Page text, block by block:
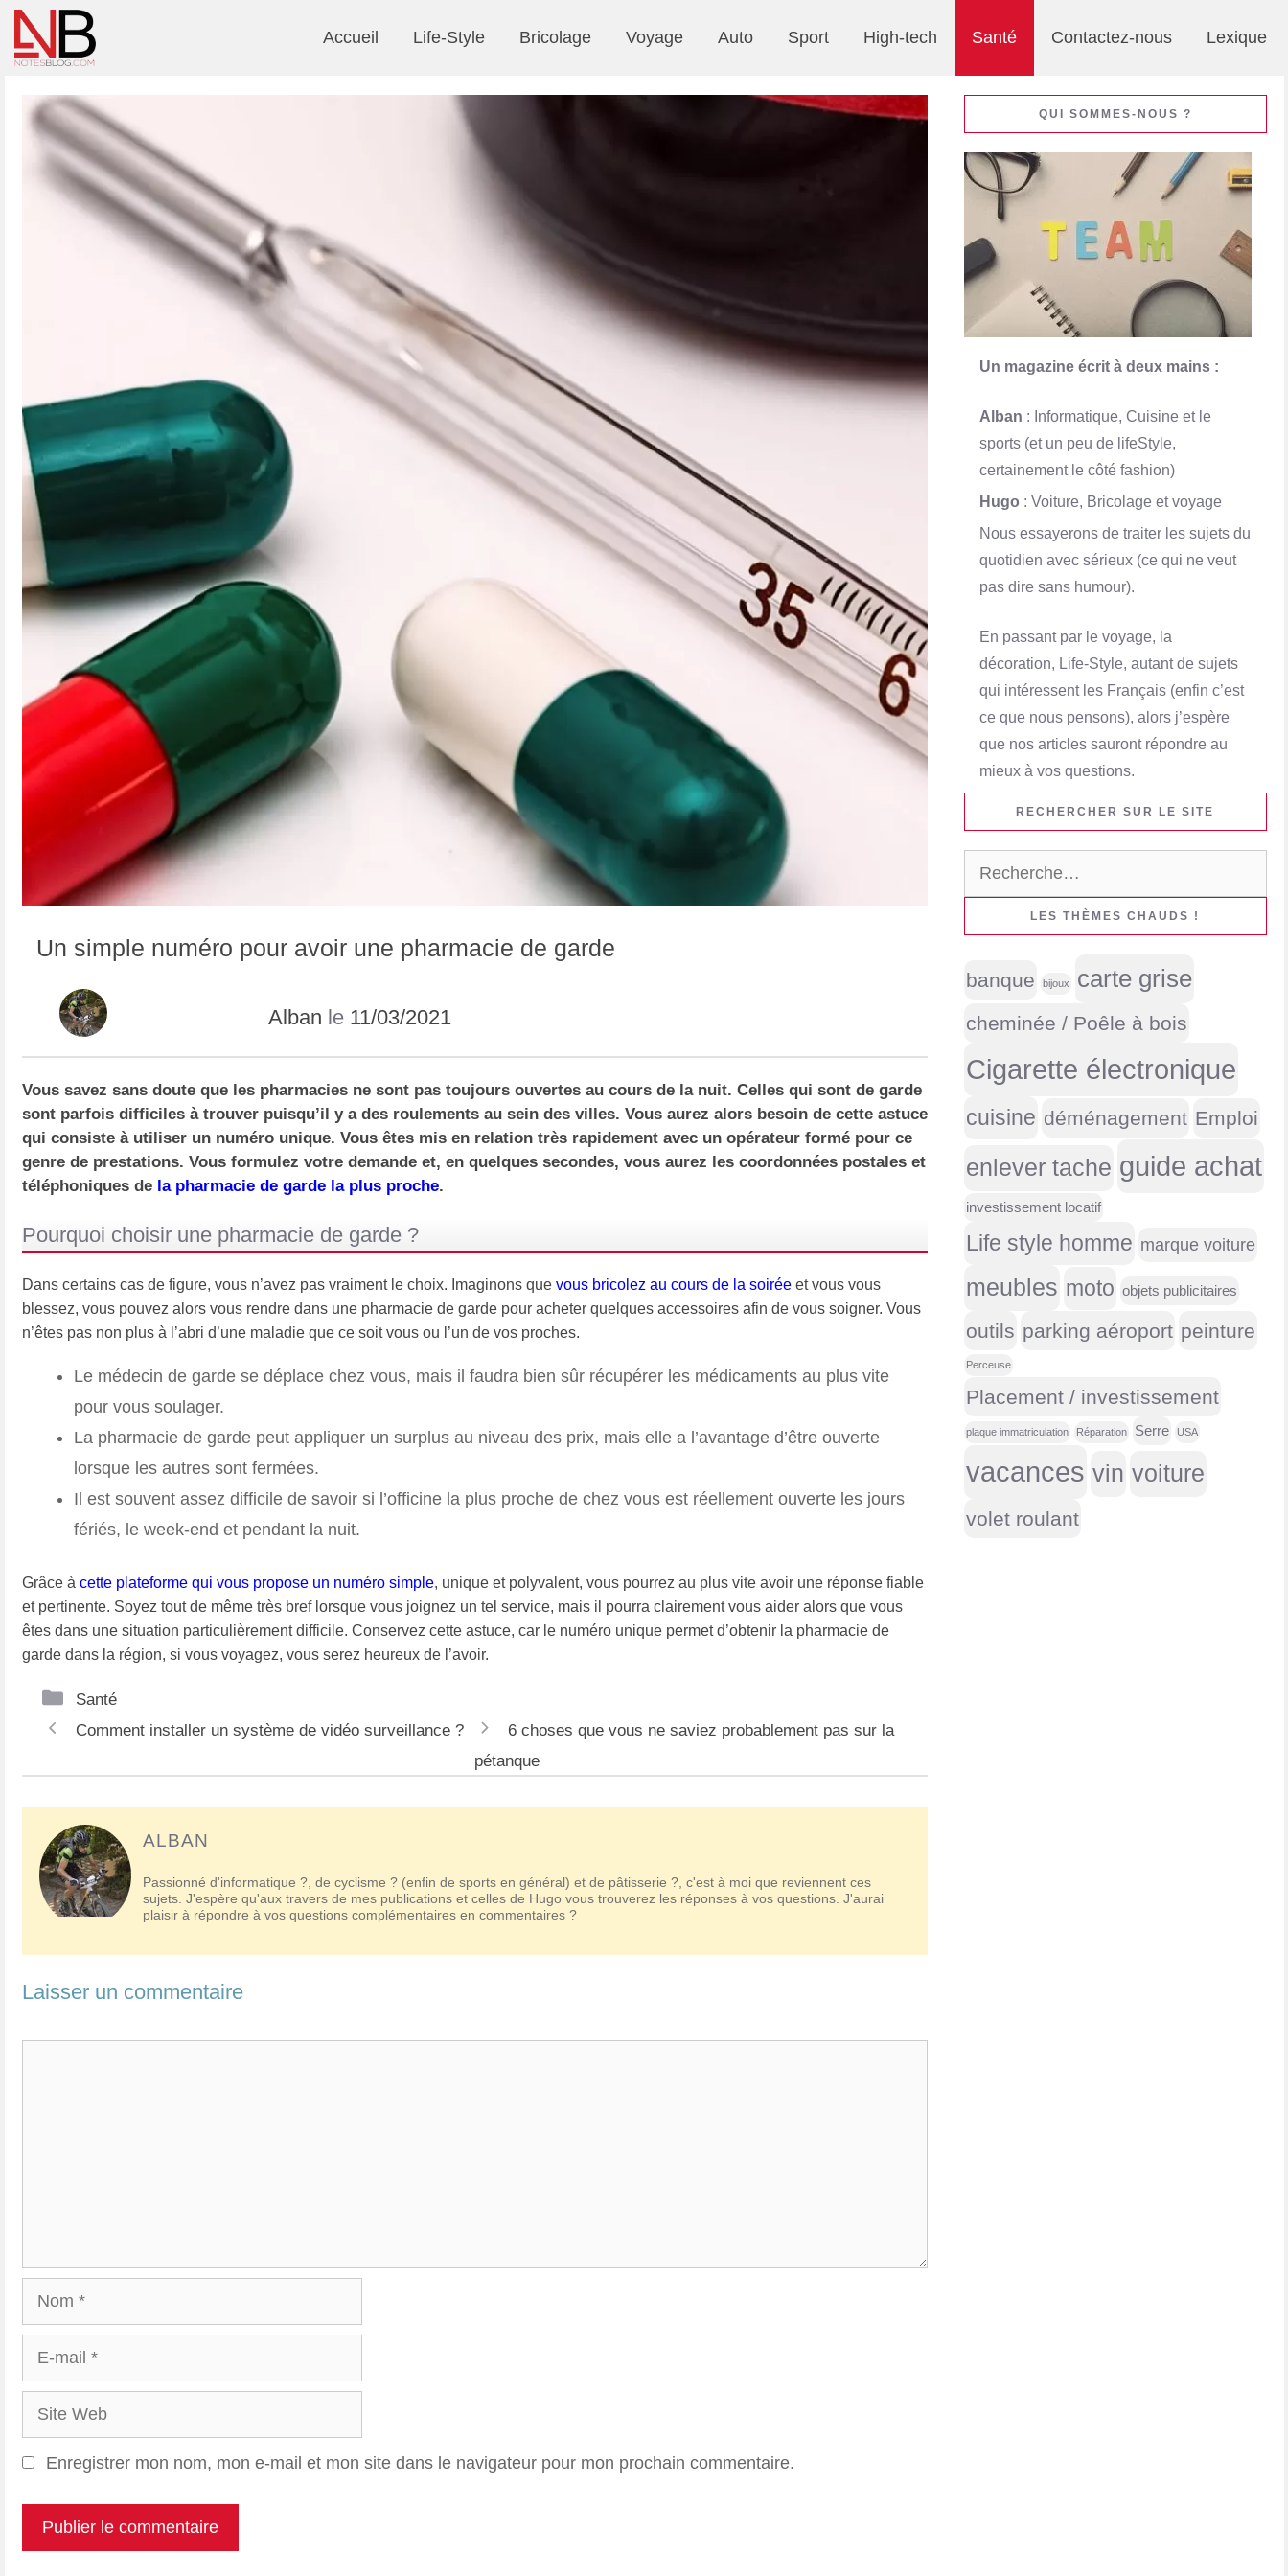
Accueil Life-Style Bricolage Voyage Auto Sport High-tech Santé Contactez-nous Lexique
Un simple numéro pour avoir une pharmacie de garde
Alban le 11/03/2021
Vous savez sans doute que les pharmacies ne sont pas toujours ouvertes au cours de la nuit. Celles qui sont de garde
sont parfois difficiles à trouver puisqu’il y a des roulements au sein des villes. Vous aurez alors besoin de cette astuce
qui consiste à utiliser un numéro unique. Vous êtes mis en relation très rapidement avec un opérateur formé pour ce
genre de prestations. Vous formulez votre demande et, en quelques secondes, vous aurez les coordonnées postales et
téléphoniques de la pharmacie de garde la plus proche.
Pourquoi choisir une pharmacie de garde ?
Dans certains cas de figure, vous n’avez pas vraiment le choix. Imaginons que vous bricolez au cours de la soiréeet vous vous
blessez, vous pouvez alors vous rendre dans une pharmacie de garde pour acheter quelques accessoires afin de vous soigner. Vous
n’êtes pas non plus à l’abri d’une maladie que ce soit vous ou l’un de vos proches.
Le médecin de garde se déplace chez vous, mais il faudra bien sûr récupérer les médicaments au plus vite
pour vous soulager.
La pharmacie de garde peut appliquer un surplus au niveau des prix, mais elle a l’avantage d’être ouverte
lorsque les autres sont fermées.
Il est souvent assez difficile de savoir si l’officine la plus proche de chez vous est réellement ouverte les jours
fériés, le week-end et pendant la nuit.
Grâce à cette plateforme qui vous propose un numéro simple, unique et polyvalent, vous pourrez au plus vite avoir une réponse fiable
et pertinente. Soyez tout de même très bref lorsque vous joignez un tel service, mais il pourra clairement vous aider alors que vous
êtes dans une situation particulièrement difficile. Conservez cette astuce, car le numéro unique permet d’obtenir la pharmacie de
garde dans la région, si vous voyagez, vous serez heureux de l’avoir.
Catégories
Santé
Navigation
Comment installer un système de vidéo surveillance ?
6 choses que vous ne saviez probablement pas sur la
pétanque
ALBAN
Passionné d'informatique ?, de cyclisme ? (enfin de sports en général) et de pâtisserie ?, c'est à moi que reviennent ces
sujets. J'espère qu'aux travers de mes publications et celles de Hugo vous trouverez les réponses à vos questions. J'aurai
plaisir à répondre à vos questions complémentaires en commentaires ?
Laisser un commentaire
Nom
mail
Site
Web
Enregistrer mon nom, mon e-mail et mon site dans le navigateur pour mon prochain commentaire.
QUI SOMMES-NOUS ?
Un magazine écrit à deux mains :
Alban : Informatique, Cuisine et le
sports (et un peu de lifeStyle,
certainement le côté fashion)
Hugo : Voiture, Bricolage et voyage
Nous essayerons de traiter les sujets du
quotidien avec sérieux (ce qui ne veut
pas dire sans humour).
En passant par le voyage, la
décoration, Life-Style, autant de sujets
qui intéressent les Français (enfin c’est
ce que nous pensons), alors j’espère
que nos articles sauront répondre au
mieux à vos questions.
RECHERCHER SUR LE SITE
LES THÈMES CHAUDS !
banque bijoux carte grise
cheminée / Poêle à bois
Cigarette électronique
cuisine déménagement Emploi
enlever tache guide achat
investissement locatif
Life style homme marque voiture
meubles moto objets publicitaires
outils parking aéroport peinture
Perceuse
Placement / investissement
plaque immatriculation Réparation Serre USA
vacances vin voiture
volet roulant